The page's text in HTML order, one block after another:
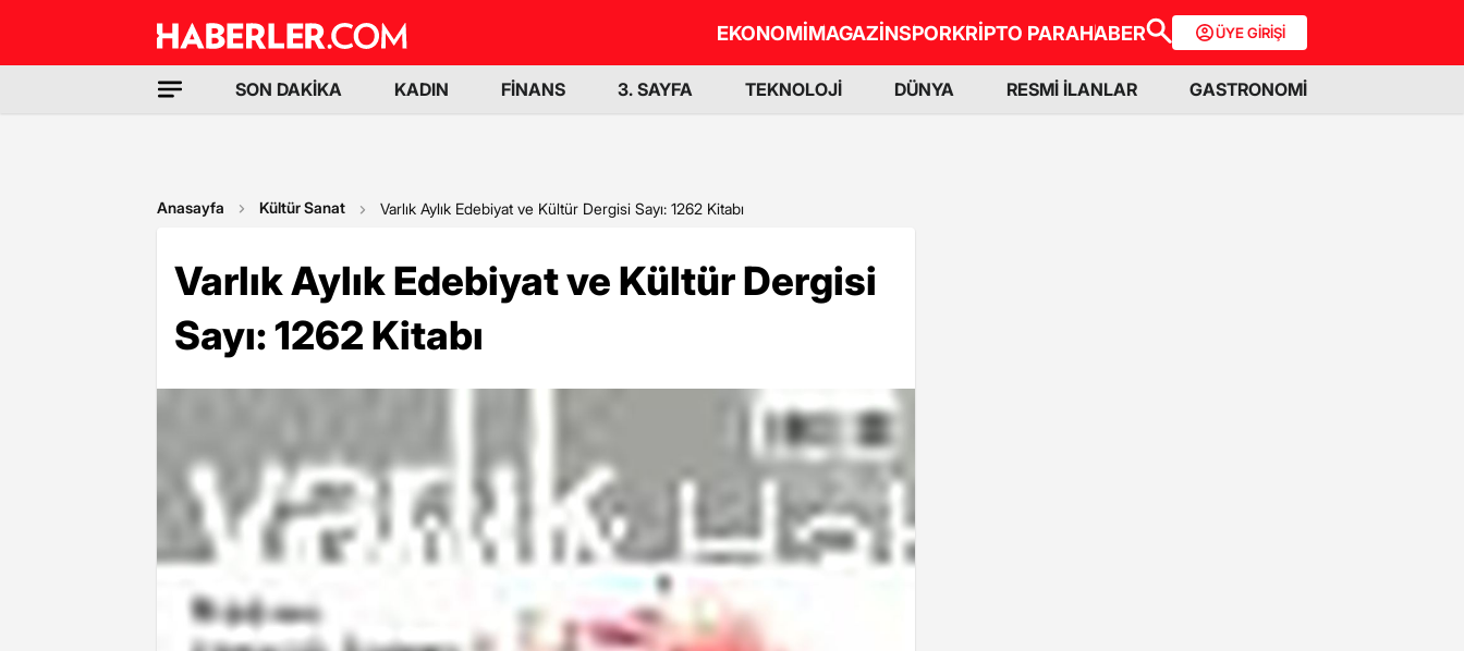
EKONOMİMAGAZİNSPORKRİPTO PARAHABER ÜYE GİRİŞİ
SON DAKİKA KADIN FİNANS 3. SAYFA TEKNOLOJİ DÜNYA RESMİ İLANLAR GASTRONOMİ
Anasayfa Kültür Sanat Varlık Aylık Edebiyat ve Kültür Dergisi Sayı: 1262 Kitabı
Varlık Aylık Edebiyat ve Kültür Dergisi
Sayı: 1262 Kitabı